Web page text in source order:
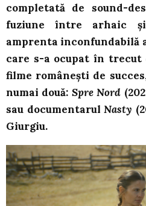
completată de sound-
fuziune între arhaic
amprenta inconfundabilă
care s-a ocupat în
filme românești de
numai două: Spre Nord
sau documentarulNasty
Giurgiu.